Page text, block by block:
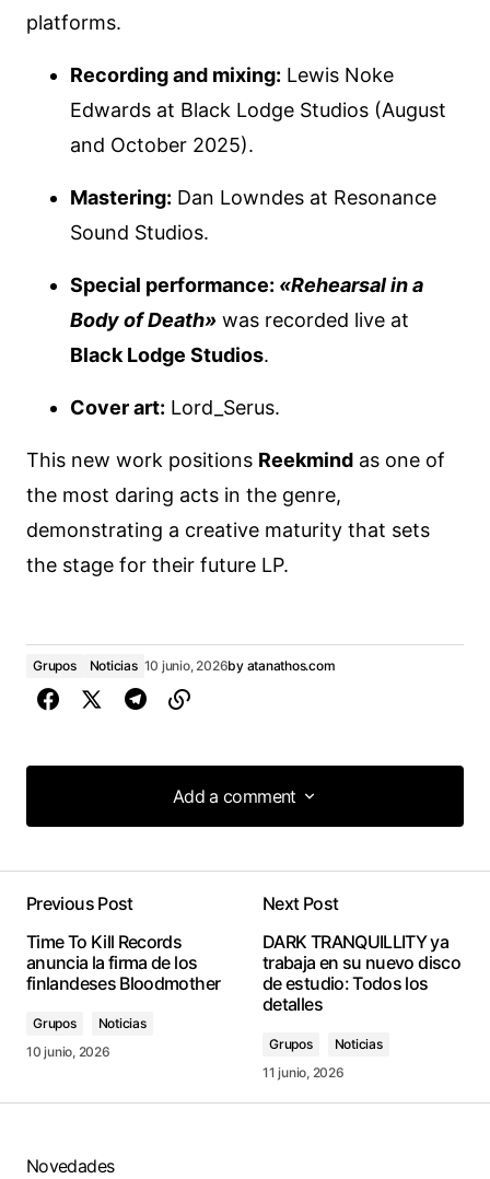
platforms.
Recording and mixing: Lewis Noke
Edwards at Black Lodge Studios (August
and October 2025).
Mastering: Dan Lowndes at Resonance
Sound Studios.
Special performance: «Rehearsal in a
Body of Death» was recorded live at
Black Lodge Studios.
Cover art: Lord_Serus.
This new work positions Reekmind as one of
the most daring acts in the genre,
demonstrating a creative maturity that sets
the stage for their future LP.
Grupos Noticias 10 junio, 2026by atanathos.com
Add a comment
Add a comment
Previous Post
Time To Kill Records
anuncia la firma de los
finlandeses Bloodmother
Grupos
Noticias
10 junio, 2026
Next Post
DARK TRANQUILLITY ya
trabaja en su nuevo disco
de estudio: Todos los
detalles
Grupos
Noticias
11 junio, 2026
Novedades